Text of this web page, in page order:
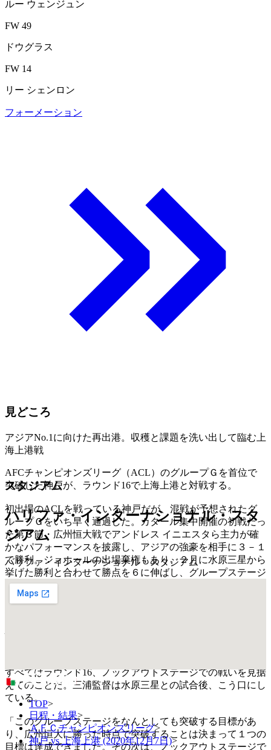
ルー ウェンジュン
FW 49
ドウグラス
FW 14
リー シェンロン
フォーメーション
見どころ
アジアNo.1に向けた再出港。収穫と課題を洗い出して臨む上
海上港戦
AFCチャンピオンズリーグ（ACL）のグループＧを首位で
突破した神戸が、ラウンド16で上海上港と対戦する。
初出場のACLを戦っている神戸だが、混戦が予想されたグ
ループＧをいち早く通過した。カタール集中開催の初戦だっ
た第３節・広州恒大戦でアンドレス イニエスタら主力が確
かなパフォーマンスを披露し、アジアの強豪を相手に３－１
で勝利。ジョホールの出場棄権もあり、２月に水原三星から
挙げた勝利と合わせて勝点を６に伸ばし、グループステージ
突破を決めた。
すべてはラウンド16、ノックアウトステージでの戦いを見据
えてのことだ。三浦監督は水原三星との試合後、こう口にし
ている。
「このグループステージをなんとしても突破する目標があ
り、広州恒大に勝った時点で突破することは決まって１つの
目標は達成できました。その次は、ノックアウトステージで
スタジアム
ハリファ・インターナショナル・スタ
ジアム
ハリファ・インターナショナル・スタジアム
TOP>
日程・結果>
ＡＦＣチャンピオンズリーグ>
神戸 vs 上海上港 (2020年12月7日)>